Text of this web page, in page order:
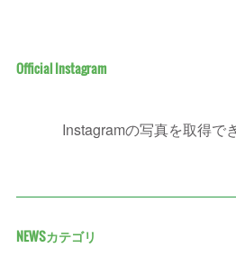
Official Instagram
Instagramの写真を取得で
NEWSカテゴリ